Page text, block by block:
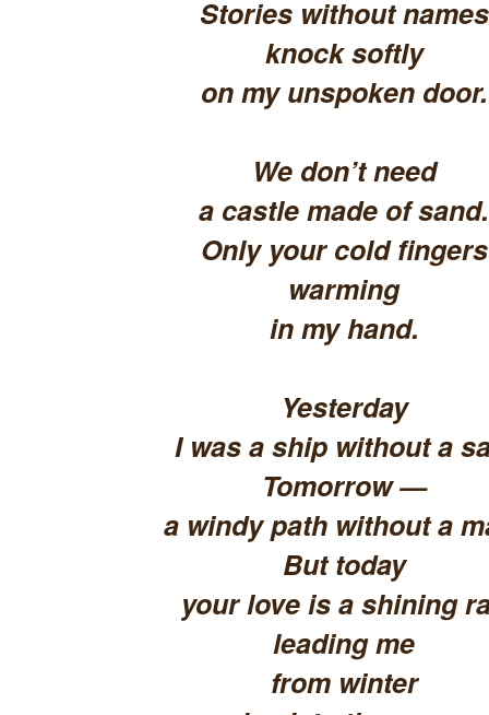
Stories without names
knock softly
on my unspoken door.
We don’t need
a castle made of sand.
Only your cold fingers
warming
in my hand.
Yesterday
I was a ship without a
Tomorrow —
a windy path without a
But today
your love is a shining
leading me
from winter